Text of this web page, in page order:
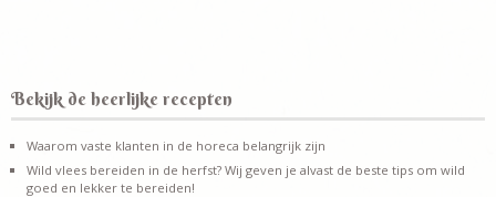
Bekijk de heerlijke recepten
Waarom vaste klanten in de horeca belangrijk zijn
Wild vlees bereiden in de herfst? Wij geven je alvast de beste tips om wild
goed en lekker te bereiden!